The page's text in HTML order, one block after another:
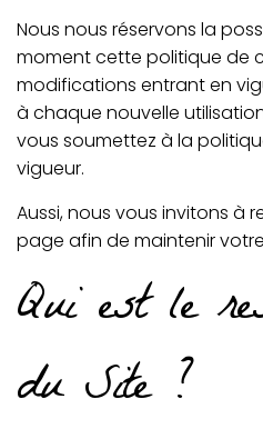
Nous nous réservons la
moment cette politique de
modifications entrant en
à chaque nouvelle
vous soumettez à la
vigueur.
Aussi, nous vous invitons à
page afin de maintenir
Qui est le
du Site ?